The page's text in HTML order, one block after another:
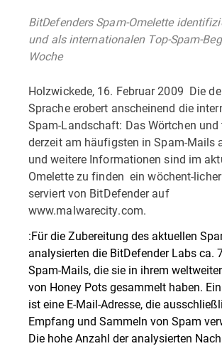
BitDefenders Spam-Omelette
und als internationalen Top-Spam-
Woche
Holzwickede, 16. Februar 2009  Die
Sprache erobert anscheinend die
Spam-Landschaft: Das Wörtchen
derzeit am häufigsten in Spam-Mails
und weitere Informationen sind im
Omelette zu finden  ein wöchent-
serviert von BitDefender auf
www.malwarecity.com.
:Für die Zubereitung des aktuellen
analysierten die BitDefender Labs ca.
Spam-Mails, die sie in ihrem
von Honey Pots gesammelt haben. Ein
ist eine E-Mail-Adresse, die
Empfang und Sammeln von Spam
Die hohe Anzahl der analysierten